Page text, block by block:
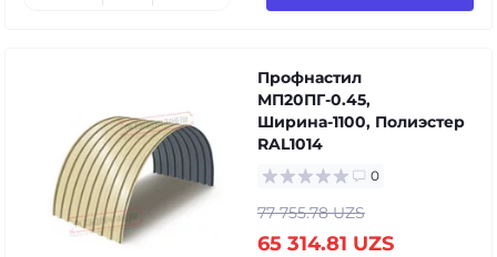
Профнастил
МП20ПГ-0.45,
Ширина-1100, Полиэстер
RAL1014
0
77 755.78 UZS
65 314.81 UZS